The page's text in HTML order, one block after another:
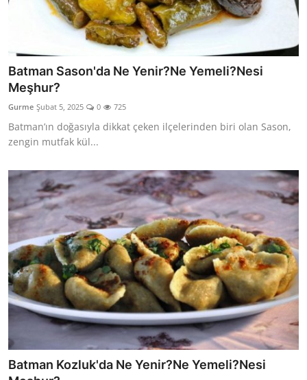
Batman Sason'da Ne Yenir?Ne Yemeli?Nesi
Meşhur?
Gurme Şubat 5, 2025 0 725
Batman’ın doğasıyla dikkat çeken ilçelerinden biri olan Sason,
zengin mutfak kül...
Batman Kozluk'da Ne Yenir?Ne Yemeli?Nesi